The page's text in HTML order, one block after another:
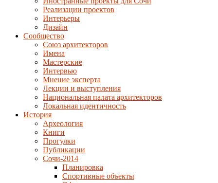
Реализации проектов
Интерьеры
Дизайн
Сообщество
Союз архитекторов
Имена
Мастерские
Интервью
Мнение эксперта
Лекции и выступления
Национальная палата архитекторов
Локальная идентичность
История
Археология
Книги
Прогулки
Публикации
Сочи-2014
Планировка
Спортивные объекты